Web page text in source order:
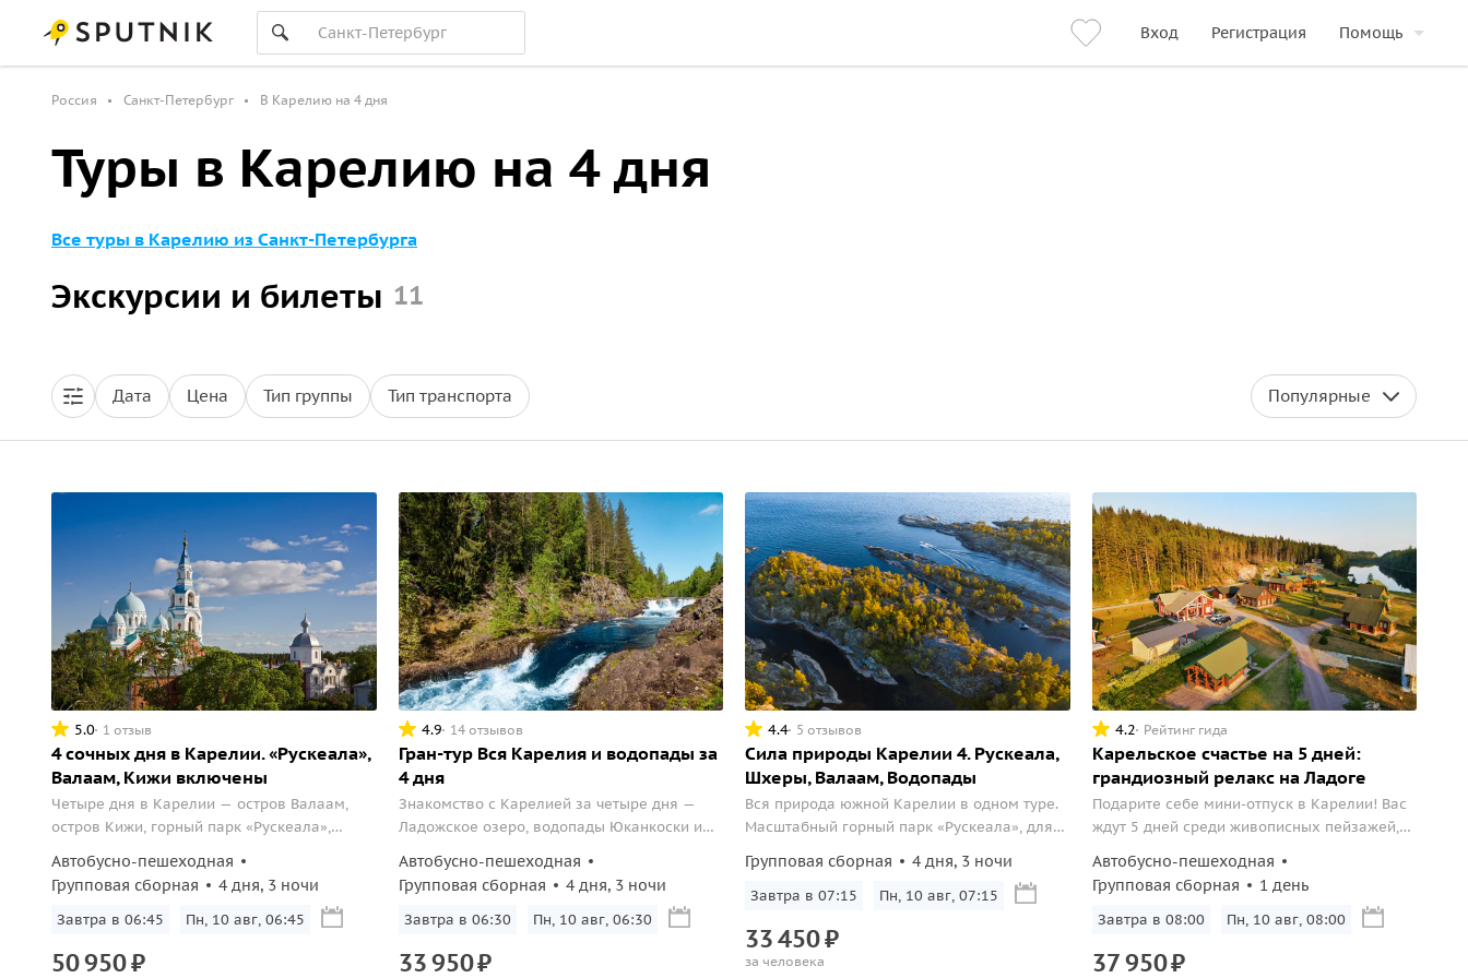
Вход Регистрация Помощь
Россия Санкт-Петербург В Карелию на 4 дня
Туры в Карелию на 4 дня
Все туры в Карелию из Санкт-Петербурга
Экскурсии и билеты 11
Дата Цена Тип группы Тип транспорта Популярные
5.0 1 отзыв
4 сочных дня в Карелии. «Рускеала»,
Валаам, Кижи включены
Четыре дня в Карелии — остров Валаам,
остров Кижи, горный парк «Рускеала»,
Автобусно-пешеходная
Групповая сборная
4 дня, 3 ночи
Завтра в 06:45 Пн, 10 авг, 06:45
50950₽
4.9 14 отзывов
Гран-тур Вся Карелия и водопады за
4 дня
Знакомство с Карелией за четыре дня —
Ладожское озеро, водопады Юканкоски и
Автобусно-пешеходная
Групповая сборная
4 дня, 3 ночи
Завтра в 06:30 Пн, 10 авг, 06:30
33950₽
4.4 5 отзывов
Сила природы Карелии 4. Рускеала,
Шхеры, Валаам, Водопады
Вся природа южной Карелии в одном туре.
Масштабный горный парк «Рускеала», для
часа, встретит бирюзовой водой, красивыми
видами мраморного каньона и активными
Групповая сборная 4 дня, 3 ночи
Завтра в 07:15 Пн, 10 авг, 07:15
33450₽
за человека
4.2 Рейтинг гида
Карельское счастье на 5 дней:
грандиозный релакс на Ладоге
Подарите себе мини-отпуск в Карелии! Вас
ждут 5 дней среди живописных пейзажей,
интерактивов и экскурсий.
Автобусно-пешеходная
Групповая сборная
1 день
Завтра в 08:00 Пн, 10 авг, 08:00
37950₽